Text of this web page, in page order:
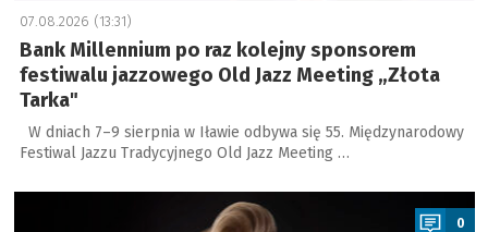
07.08.2026 (13:31)
Bank Millennium po raz kolejny sponsorem
festiwalu jazzowego Old Jazz Meeting „Złota
Tarka"
W dniach 7–9 sierpnia w Iławie odbywa się 55. Międzynarodowy
Festiwal Jazzu Tradycyjnego Old Jazz Meeting …
a
0